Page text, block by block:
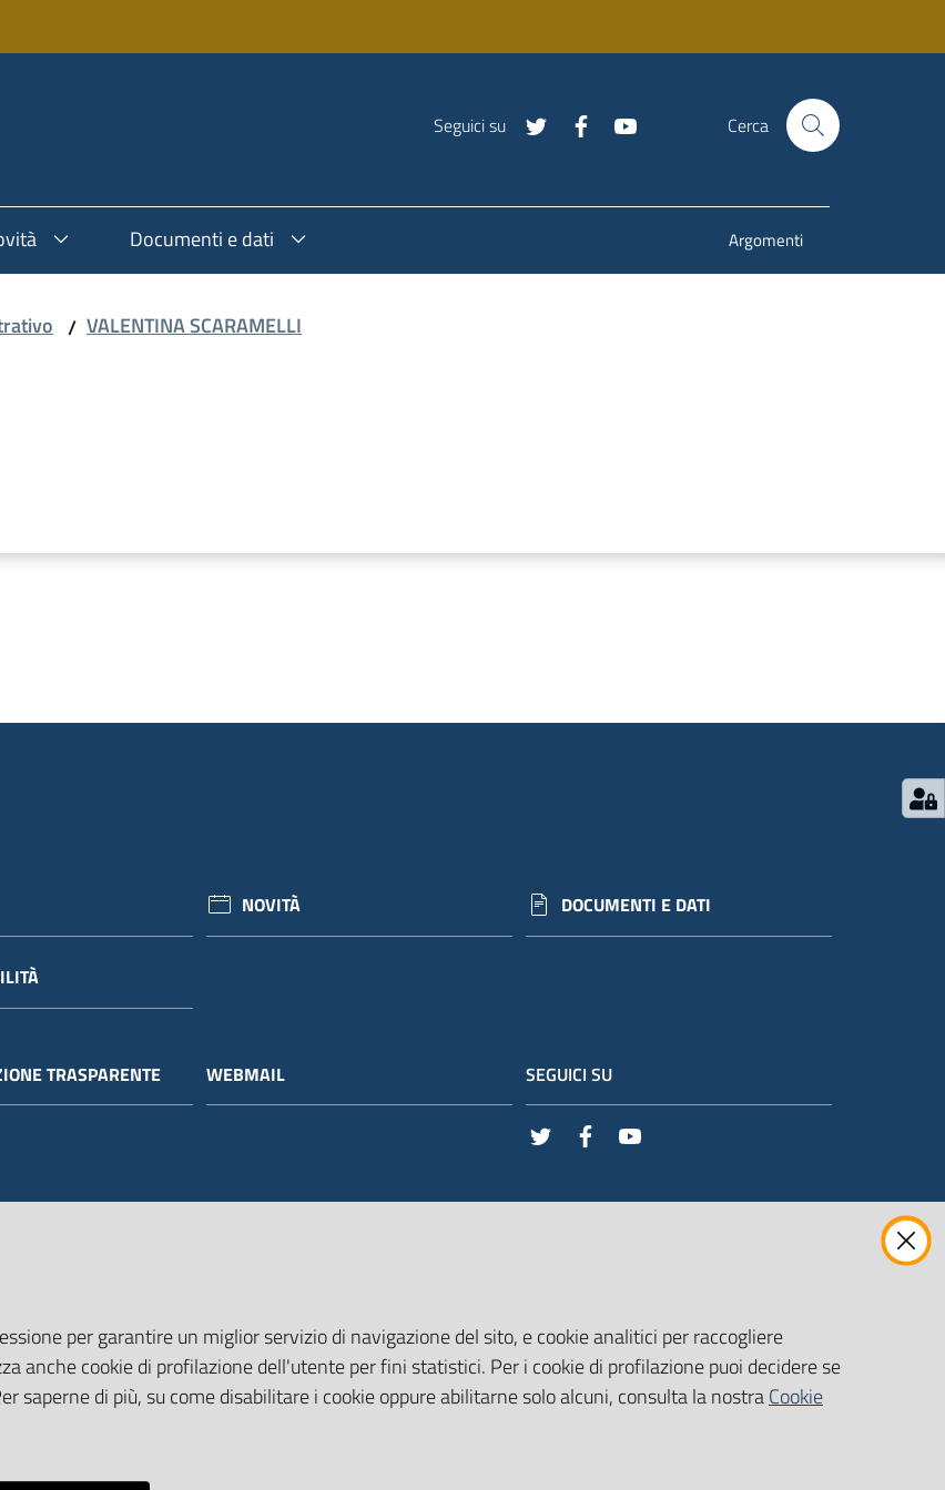
Seguici su Cerca
Documenti e dati Argomenti
/ VALENTINA SCARAMELLI
NOVITÀ DOCUMENTI E DATI
TRASPARENTE WEBMAIL SEGUICI SU
Twitter Facebook
per garantire un miglior servizio di navigazione del sito, e cookie analitici per raccogliere
anche cookie di profilazione dell'utente per fini statistici. Per i cookie di profilazione puoi decidere se
saperne di più, su come disabilitare i cookie oppure abilitarne solo alcuni, consulta la nostraCookie